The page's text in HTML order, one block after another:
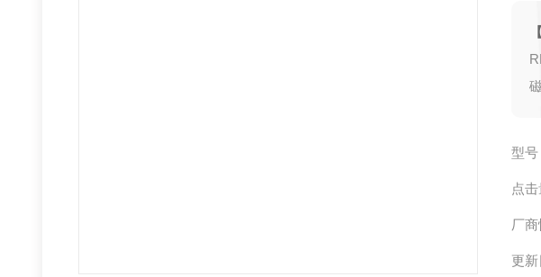
型号
点击
厂商
更新